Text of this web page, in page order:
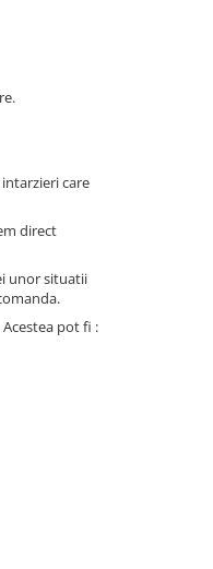
care
direct
unor situatii
pot fi :